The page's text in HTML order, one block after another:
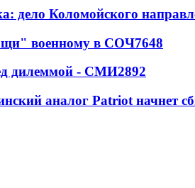
дело Коломойского
военному в СОЧ7648
дилеммой - СМИ2892
аналог Patriot начнет